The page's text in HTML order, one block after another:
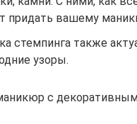
придать вашему
стемпинга также
узоры.
с